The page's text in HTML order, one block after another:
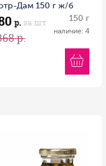
Дам 150 г ж/б
р. за шт
р.
150 г
наличие: 4